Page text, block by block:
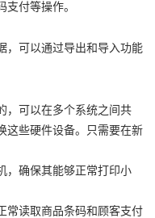
付等操作。
，可以通过导出和导入功能
，可以在多个系统之间共
这些硬件设备。只需要在新
，确保其能够正常打印小
常读取商品条码和顾客支付